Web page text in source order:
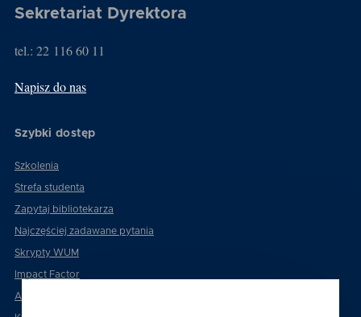
Sekretariat Dyrektora
tel.: 22 116 60 11
Napisz do nas
Szybki dostęp
Szkolenia
Strefa studenta
Zapytaj bibliotekarza
Najczęściej zadawane pytania
Skrypty WUM
Impact Factor
Atena